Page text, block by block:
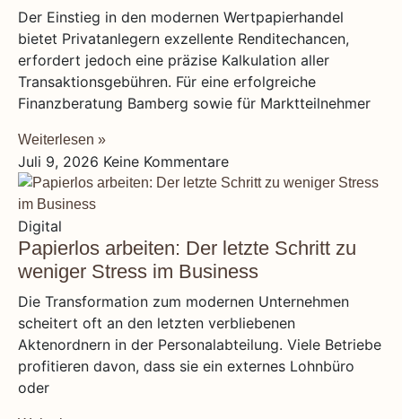
Der Einstieg in den modernen Wertpapierhandel
bietet Privatanlegern exzellente Renditechancen,
erfordert jedoch eine präzise Kalkulation aller
Transaktionsgebühren. Für eine erfolgreiche
Finanzberatung Bamberg sowie für Marktteilnehmer
Weiterlesen »
Juli 9, 2026 Keine Kommentare
Digital
Papierlos arbeiten: Der letzte Schritt zu
weniger Stress im Business
Die Transformation zum modernen Unternehmen
scheitert oft an den letzten verbliebenen
Aktenordnern in der Personalabteilung. Viele Betriebe
profitieren davon, dass sie ein externes Lohnbüro
oder